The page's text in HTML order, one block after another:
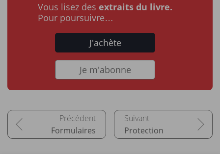
Vous lisez des extraits du livre.
Pour poursuivre…
J'achète
Je m'abonne
Formulaires Protection